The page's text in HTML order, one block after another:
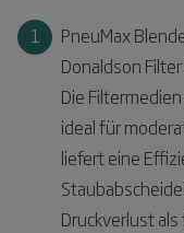
PneuMax
Donaldson Filter
Die
ideal für
liefert eine
Druckverlust